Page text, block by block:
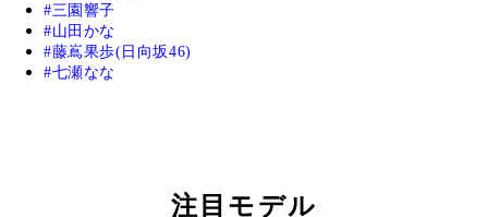
三園響子
山田かな
藤嶌果歩(日向坂46)
七瀬なな
注目モデル